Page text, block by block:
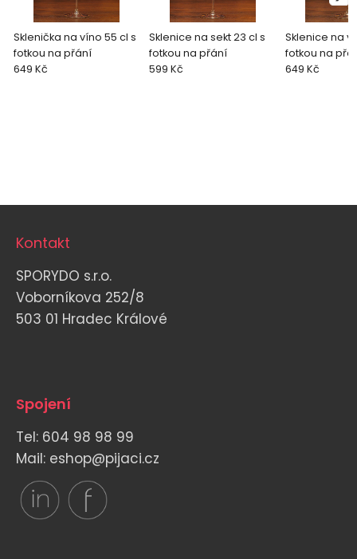
Sklenička na víno 55 cl s
fotkou na přání
649 Kč
Sklenice na sekt 23 cl s
fotkou na přání
599 Kč
Sklenice na
fotkou na
649 Kč
Kontakt
SPORYDO s.r.o.
Voborníkova 252/8
503 01 Hradec Králové
Spojení
Tel: 604 98 98 99
Mail: eshop@pijaci.cz